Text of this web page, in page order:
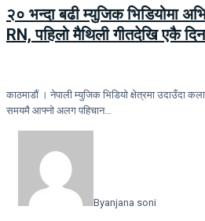
२० भन्दा बढी म्युजिक भिडियोमा
RN, पहिलो मैथिली गीतदेखि एकै
काठमाडौं । नेपाली म्युजिक भिडियो क्षेत्रमा उदाउँदा
समयमै आफ्नो अलग पहिचान…
Byanjana soni